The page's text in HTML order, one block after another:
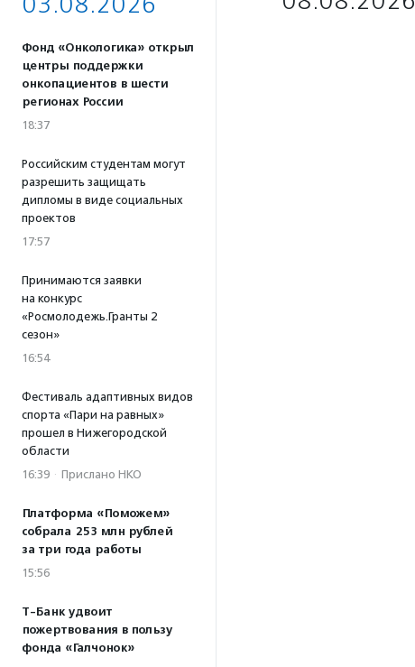
Фонд «Онкологика» открыл
центры поддержки
онкопациентов в шести
регионах России
18:37
Российским студентам могут
разрешить защищать
дипломы в виде социальных
проектов
17:57
Принимаются заявки
на конкурс
«Росмолодежь.Гранты 2
сезон»
16:54
Фестиваль адаптивных видов
спорта «Пари на равных»
прошел в Нижегородской
области
16:39 · Прислано НКО
Платформа «Поможем»
собрала 253 млн рублей
за три года работы
15:56
Т-Банк удвоит
пожертвования в пользу
фонда «Галчонок»